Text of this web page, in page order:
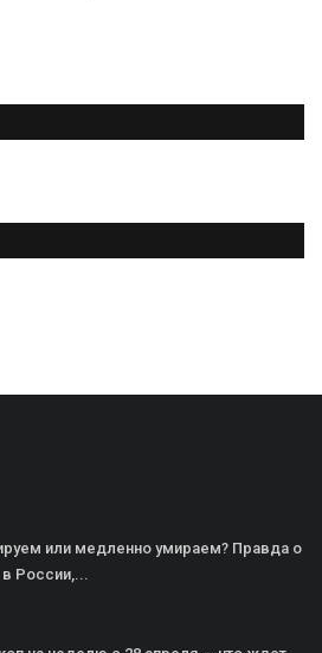
или медленно умираем? Правда о
России,...